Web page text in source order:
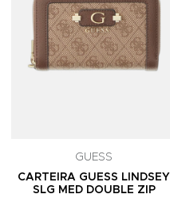
GUESS
CARTEIRA GUESS LINDSEY
SLG MED DOUBLE ZIP